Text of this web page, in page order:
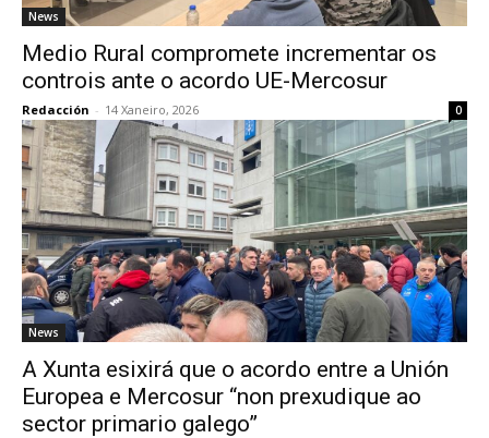
News
Medio Rural compromete incrementar os
controis ante o acordo UE-Mercosur
Redacción - 14 Xaneiro, 2026 0
News
A Xunta esixirá que o acordo entre a Unión
Europea e Mercosur “non prexudique ao
sector primario galego”